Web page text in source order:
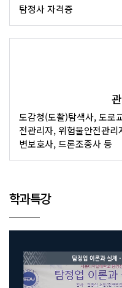
탐정사 자격증
도감청(도촬)탐색사, 도로
전관리자, 위험물안전관
변보호사, 드론조종사 등
학과특강